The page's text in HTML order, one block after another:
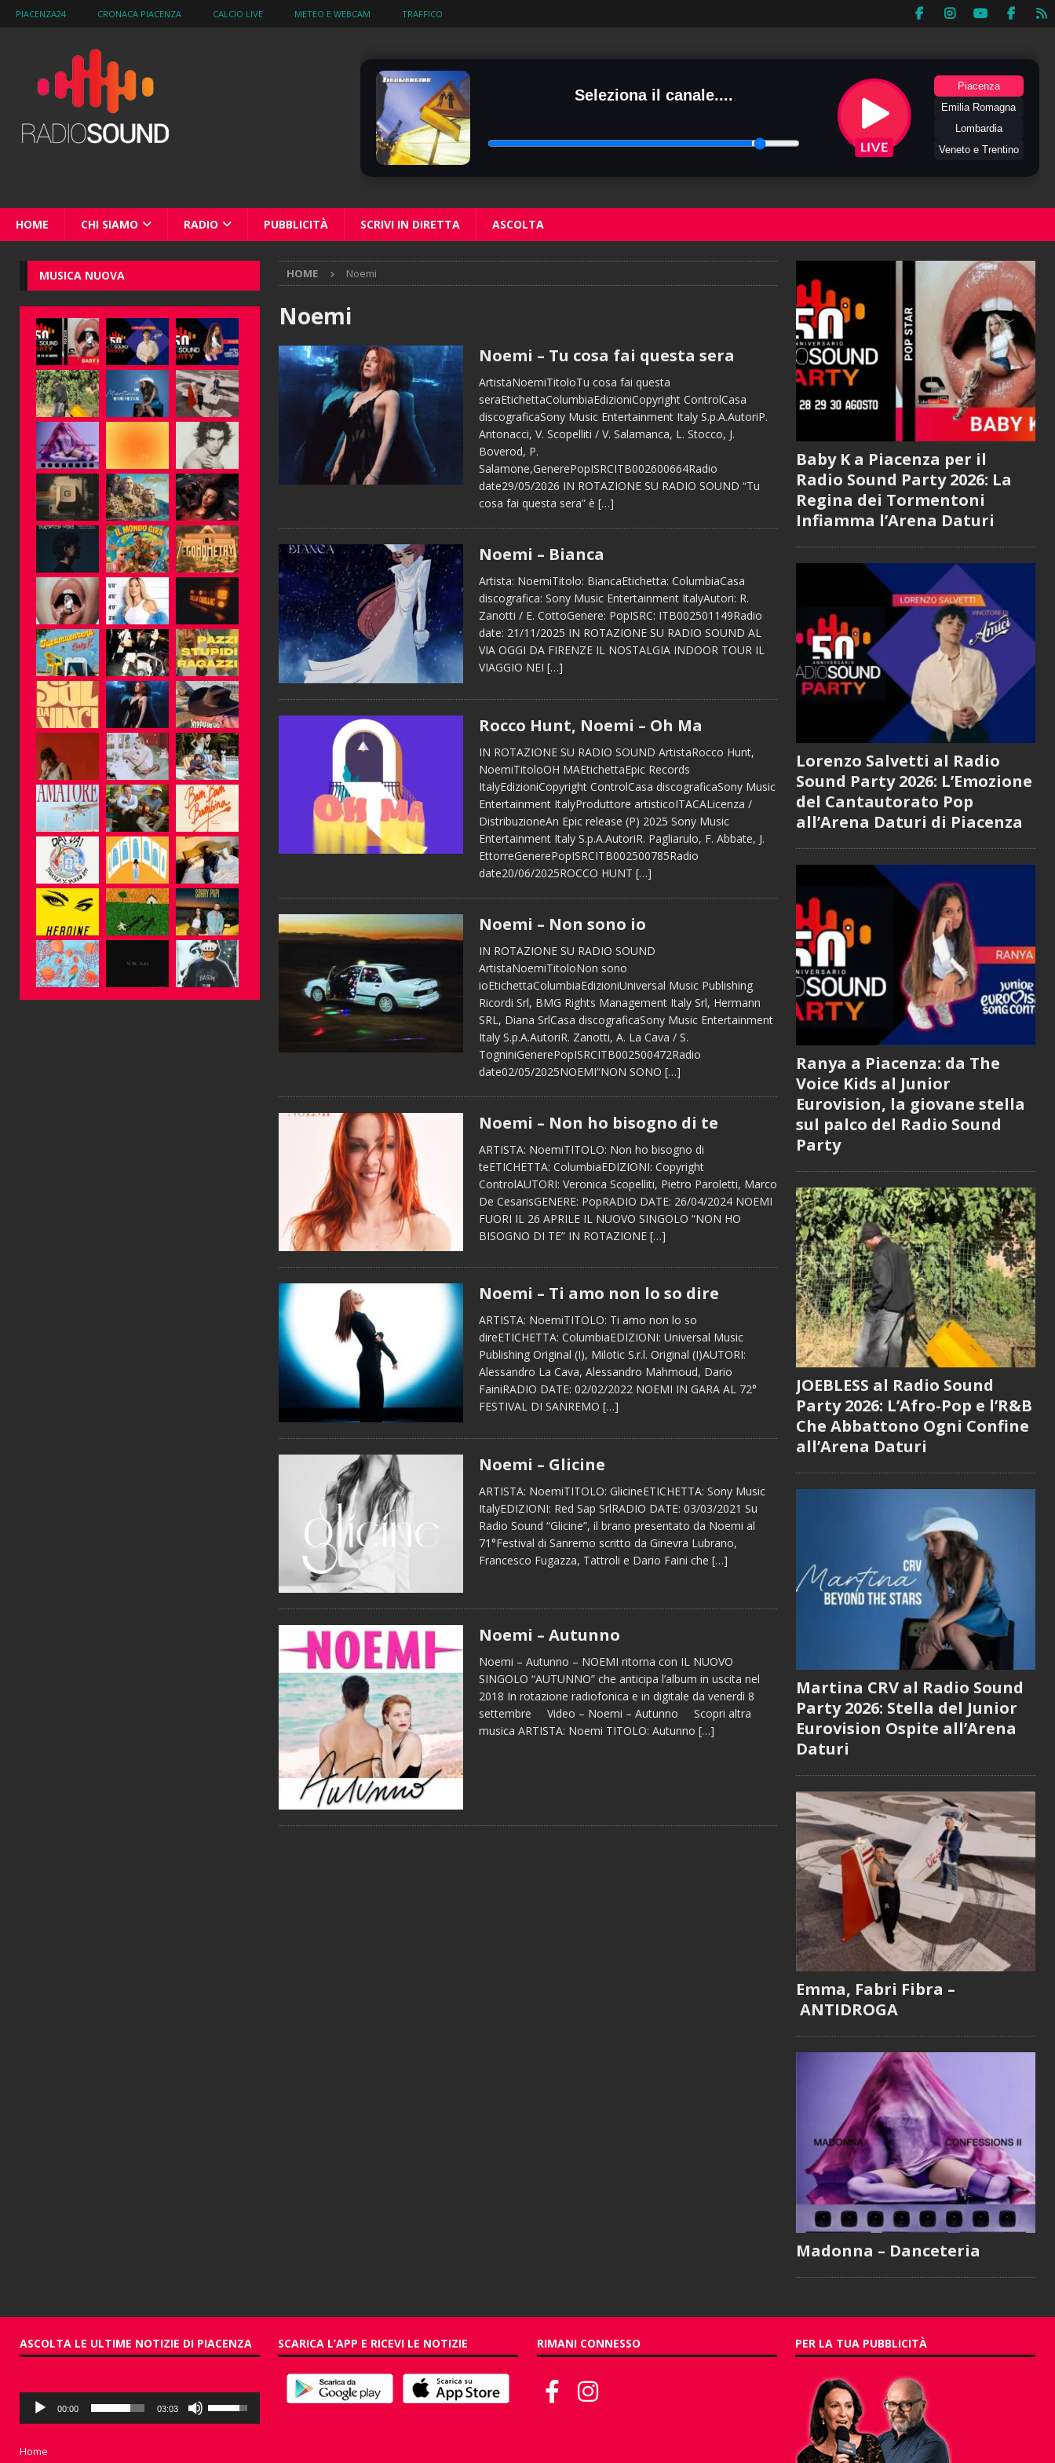
PIACENZA24 CRONACA PIACENZA CALCIO LIVE METEO E WEBCAM TRAFFICO
Seleziona il canale....
Piacenza
Emilia Romagna
Lombardia
Veneto e Trentino
HOME CHI SIAMO RADIO PUBBLICITÀ SCRIVI IN DIRETTA ASCOLTA
HOME Noemi
Noemi
Noemi – Tu cosa fai questa sera
ArtistaNoemiTitoloTu cosa fai questa
seraEtichettaColumbiaEdizioniCopyright ControlCasa
discograficaSony Music Entertainment Italy S.p.A.AutoriP.
Antonacci, V. Scopelliti / V. Salamanca, L. Stocco, J.
Boverod, P.
Salamone,GenerePopISRCITB002600664Radio
date29/05/2026 IN ROTAZIONE SU RADIO SOUND “Tu
cosa fai questa sera” è […]
Noemi – Bianca
Artista: NoemiTitolo: BiancaEtichetta: ColumbiaCasa
discografica: Sony Music Entertainment ItalyAutori: R.
Zanotti / E. CottoGenere: PopISRC: ITB002501149Radio
date: 21/11/2025 IN ROTAZIONE SU RADIO SOUND AL
VIA OGGI DA FIRENZE IL NOSTALGIA INDOOR TOUR IL
VIAGGIO NEI […]
Rocco Hunt, Noemi – Oh Ma
IN ROTAZIONE SU RADIO SOUND ArtistaRocco Hunt,
NoemiTitoloOH MAEtichettaEpic Records
ItalyEdizioniCopyright ControlCasa discograficaSony Music
Entertainment ItalyProduttore artisticoITACALicenza /
DistribuzioneAn Epic release (P) 2025 Sony Music
Entertainment Italy S.p.A.AutoriR. Pagliarulo, F. Abbate, J.
EttorreGenerePopISRCITB002500785Radio
date20/06/2025ROCCO HUNT […]
Noemi – Non sono io
IN ROTAZIONE SU RADIO SOUND
ArtistaNoemiTitoloNon sono
ioEtichettaColumbiaEdizioniUniversal Music Publishing
Ricordi Srl, BMG Rights Management Italy Srl, Hermann
SRL, Diana SrlCasa discograficaSony Music Entertainment
Italy S.p.A.AutoriR. Zanotti, A. La Cava / S.
TogniniGenerePopISRCITB002500472Radio
date02/05/2025NOEMI“NON SONO […]
Noemi – Non ho bisogno di te
ARTISTA: NoemiTITOLO: Non ho bisogno di
teETICHETTA: ColumbiaEDIZIONI: Copyright
ControlAUTORI: Veronica Scopelliti, Pietro Paroletti, Marco
De CesarisGENERE: PopRADIO DATE: 26/04/2024 NOEMI
FUORI IL 26 APRILE IL NUOVO SINGOLO “NON HO
BISOGNO DI TE” IN ROTAZIONE […]
Noemi – Ti amo non lo so dire
ARTISTA: NoemiTITOLO: Ti amo non lo so
direETICHETTA: ColumbiaEDIZIONI: Universal Music
Publishing Original (I), Milotic S.r.l. Original (I)AUTORI:
Alessandro La Cava, Alessandro Mahmoud, Dario
FainiRADIO DATE: 02/02/2022 NOEMI IN GARA AL 72°
FESTIVAL DI SANREMO […]
Noemi – Glicine
ARTISTA: NoemiTITOLO: GlicineETICHETTA: Sony Music
ItalyEDIZIONI: Red Sap SrlRADIO DATE: 03/03/2021 Su
Radio Sound “Glicine”, il brano presentato da Noemi al
71°Festival di Sanremo scritto da Ginevra Lubrano,
Francesco Fugazza, Tattroli e Dario Faini che […]
Noemi – Autunno
Noemi – Autunno – NOEMI ritorna con IL NUOVO
SINGOLO “AUTUNNO” che anticipa l’album in uscita nel
2018 In rotazione radiofonica e in digitale da venerdì 8
settembre Video – Noemi – Autunno Scopri altra
musica ARTISTA: Noemi TITOLO: Autunno […]
MUSICA NUOVA
Baby K a Piacenza per il
Radio Sound Party 2026: La
Regina dei Tormentoni
Infiamma l’Arena Daturi
Lorenzo Salvetti al Radio
Sound Party 2026: L’Emozione
del Cantautorato Pop
all’Arena Daturi di Piacenza
Ranya a Piacenza: da The
Voice Kids al Junior
Eurovision, la giovane stella
sul palco del Radio Sound
Party
JOEBLESS al Radio Sound
Party 2026: L’Afro-Pop e l’R&B
Che Abbattono Ogni Confine
all’Arena Daturi
Martina CRV al Radio Sound
Party 2026: Stella del Junior
Eurovision Ospite all’Arena
Daturi
Emma, Fabri Fibra –
ANTIDROGA
Madonna – Danceteria
ASCOLTA LE ULTIME NOTIZIE DI PIACENZA
Audio
Player
00:00 03:03
i
Home
SCARICA L’APP E RICEVI LE NOTIZIE RIMANI CONNESSO PER LA TUA PUBBLICITÀ